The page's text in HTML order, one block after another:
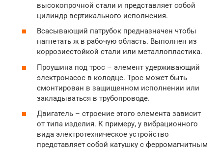
высокопрочной стали и представляет собой
цилиндр вертикального исполнения.
Всасывающий патрубок предназначен чтобы
нагнетать ж в рабочую область. Выполнен из
коррозиестойкой стали или металлопластика.
Проушина под трос – элемент удерживающий
электронасос в колодце. Трос может быть
смонтирован в защищенном исполнении или
закладываться в трубопроводе.
Двигатель – строение этого элемента зависит
от типа изделия. К примеру, у вибрационного
вида электротехническое устройство
представляет собой катушку с ферромагнитным